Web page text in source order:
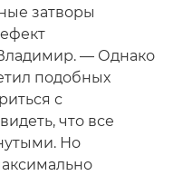
затворы
— Однако
подобных
с
что все
Но